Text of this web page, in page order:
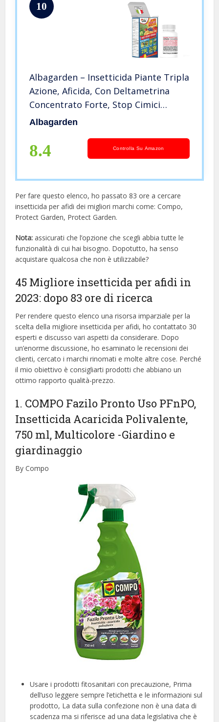
10
Albagarden – Insetticida Piante Tripla
Azione, Aficida, Con Deltametrina
Concentrato Forte, Stop Cimici
Popillia Japonica Cocciniglia Insetti
Repellente X 250 ml
Albagarden
8.4 Controlla Su Amazon
Per fare questo elenco, ho passato 83 ore a cercare
insetticida per afidi dei migliori marchi come: Compo,
Protect Garden, Protect Garden.
Nota: assicurati che l’opzione che scegli abbia tutte le
funzionalità di cui hai bisogno. Dopotutto, ha senso
acquistare qualcosa che non è utilizzabile?
45 Migliore insetticida per afidi in
2023: dopo 83 ore di ricerca
Per rendere questo elenco una risorsa imparziale per la
scelta della migliore insetticida per afidi, ​​ho contattato 30
esperti e discusso vari aspetti da considerare. Dopo
un’enorme discussione, ho esaminato le recensioni dei
clienti, cercato i marchi rinomati e molte altre cose. Perché
il mio obiettivo è consigliarti prodotti che abbiano un
ottimo rapporto qualità-prezzo.
1. COMPO Fazilo Pronto Uso PFnPO,
Insetticida Acaricida Polivalente,
750 ml, Multicolore -Giardino e
giardinaggio
By Compo
Usare i prodotti fitosanitari con precauzione, Prima
dell‘uso leggere sempre l’etichetta e le informazioni sul
prodotto, La data sulla confezione non è una data di
scadenza ma si riferisce ad una data legislativa che è